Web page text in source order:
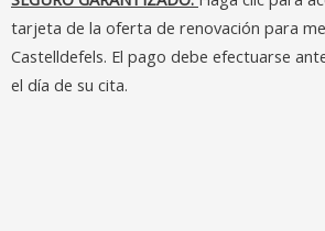
tarjeta de la oferta de renovación para
Castelldefels. El pago debe efectuarse
el día de su cita.